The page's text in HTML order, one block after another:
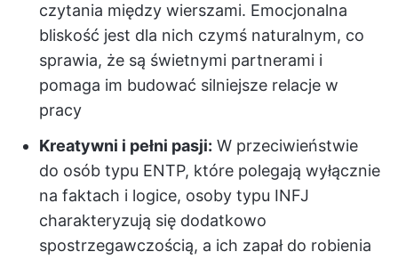
czytania między wierszami. Emocjonalna
bliskość jest dla nich czymś naturalnym, co
sprawia, że są świetnymi partnerami i
pomaga im budować silniejsze relacje w
pracy
Kreatywni i pełni pasji: W przeciwieństwie
do osób typu ENTP, które polegają wyłącznie
na faktach i logice, osoby typu INFJ
charakteryzują się dodatkowo
spostrzegawczością, a ich zapał do robienia